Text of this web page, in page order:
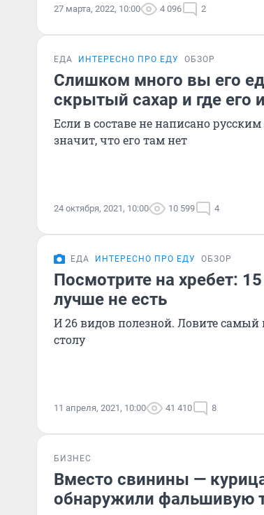
27 марта, 2022, 10:00 4 096 2
ЕДА ИНТЕРЕСНО ПРО ЕДУ ОБЗОР
Слишком много вы его
скрытый сахар и где его
Если в составе не написано русским
значит, что его там нет
24 октября, 2021, 10:00 10 599 4
ЕДА ИНТЕРЕСНО ПРО ЕДУ ОБЗОР
Посмотрите на хребет:
лучше не есть
И 26 видов полезной. Ловите
столу
11 апреля, 2021, 10:00 41 410 8
БИЗНЕС
Вместо свинины —
обнаружили фальшивую